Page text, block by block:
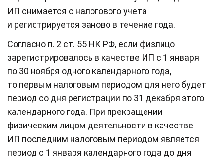
ИП снимается с налогового учета
и регистрируется заново в течение года.
Согласно п. 2 ст. 55 НК РФ, если физлицо
зарегистрировалось в качестве ИП с 1 января
по 30 ноября одного календарного года,
то первым налоговым периодом для него будет
период со дня регистрации по 31 декабря этого
календарного года. При прекращении
физическим лицом деятельности в качестве
ИП последним налоговым периодом является
период с 1 января календарного года до дня